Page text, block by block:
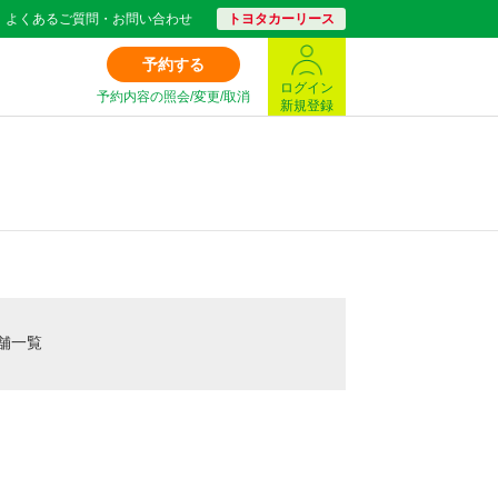
よくあるご質問・お問い合わせ トヨタカーリース
予約する
予約内容の照会/変更/取消
ログイン
新規登録
一覧